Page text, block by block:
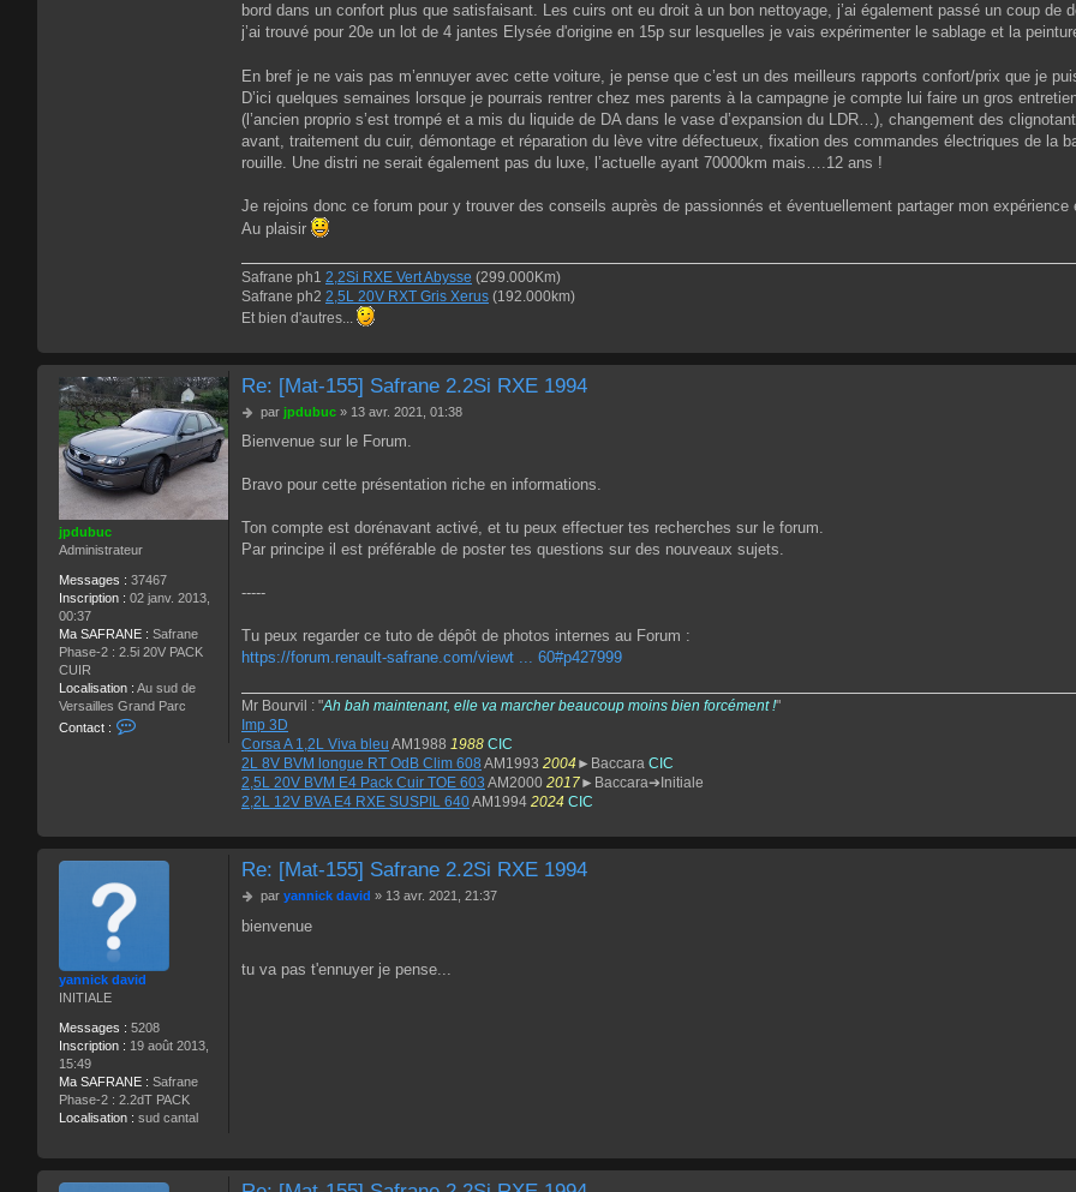
bord dans un confort plus que satisfaisant. Les cuirs ont eu droit à un bon nettoyage, j’ai également passé un coup
j’ai trouvé pour 20e un lot de 4 jantes Elysée d'origine en 15p sur lesquelles je vais expérimenter le sablage et la
En bref je ne vais pas m’ennuyer avec cette voiture, je pense que c’est un des meilleurs rapports confort/prix que je
D’ici quelques semaines lorsque je pourrais rentrer chez mes parents à la campagne je compte lui faire un gros
(l’ancien proprio s’est trompé et a mis du liquide de DA dans le vase d’expansion du LDR…), changement des
avant, traitement du cuir, démontage et réparation du lève vitre défectueux, fixation des commandes électriques de la
rouille. Une distri ne serait également pas du luxe, l’actuelle ayant 70000km mais….12 ans !
Je rejoins donc ce forum pour y trouver des conseils auprès de passionnés et éventuellement partager mon
Au plaisir
Safrane ph1 2,2Si RXE Vert Abysse (299.000Km)
Safrane ph2 2,5L 20V RXT Gris Xerus (192.000km)
Et bien d'autres...
jpdubuc
Administrateur
Messages : 37467
Inscription : 02 janv. 2013,
00:37
Ma SAFRANE : Safrane
Phase-2 : 2.5i 20V PACK
CUIR
Localisation : Au sud de
Versailles Grand Parc
Contact :
e
u
Re: [Mat-155] Safrane 2.2Si RXE 1994
M
s
a
par jpdubuc» 13 avr. 2021, 01:38
Bienvenue sur le Forum.
Bravo pour cette présentation riche en informations.
Ton compte est dorénavant activé, et tu peux effectuer tes recherches sur le forum.
Par principe il est préférable de poster tes questions sur des nouveaux sujets.
-----
Tu peux regarder ce tuto de dépôt de photos internes au Forum :
https://forum.renault-safrane.com/viewt ... 60#p427999
Mr Bourvil : "Ah bah maintenant, elle va marcher beaucoup moins bien forcément !"
Imp 3D
Corsa A 1,2L Viva bleu AM1988 1988 CIC
2L 8V BVM longue RT OdB Clim 608 AM1993 2004 ►Baccara CIC
2,5L 20V BVM E4 Pack Cuir TOE 603 AM2000 2017►Baccara➔Initiale
2,2L 12V BVA E4 RXE SUSPIL 640AM1994 2024 CIC
yannick david
INITIALE
Messages : 5208
Inscription : 19 août 2013,
15:49
Ma SAFRANE : Safrane
Phase-2 : 2.2dT PACK
Localisation : sud cantal
Re: [Mat-155] Safrane 2.2Si RXE 1994
M
s
a
par yannick david » 13 avr. 2021, 21:37
bienvenue
tu va pas t'ennuyer je pense...